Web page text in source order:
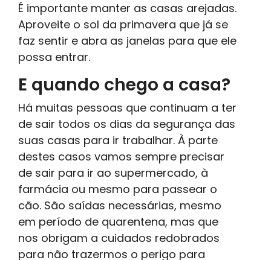
É importante manter as casas arejadas.
Aproveite o sol da primavera que já se
faz sentir e abra as janelas para que ele
possa entrar.
E quando chego a casa?
Há muitas pessoas que continuam a ter
de sair todos os dias da segurança das
suas casas para ir trabalhar. À parte
destes casos vamos sempre precisar
de sair para ir ao supermercado, à
farmácia ou mesmo para passear o
cão. São saídas necessárias, mesmo
em período de quarentena, mas que
nos obrigam a cuidados redobrados
para não trazermos o perigo para